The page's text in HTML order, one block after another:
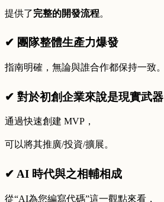
提供了完整的開發流程。
✔ 團隊整體生產力爆發
指南明確，無論與誰合作都保持一致。
✔ 對於初創企業來說是現實武器
通過快速創建 MVP，
可以將其推廣/投資/擴展。
✔ AI 時代與之相輔相成
從“AI為您編寫代碼”這一觀點來看，